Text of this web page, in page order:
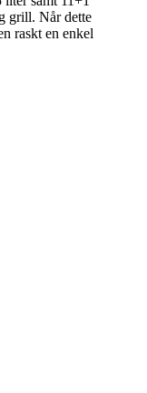
grill. Når dette
raskt en enkel